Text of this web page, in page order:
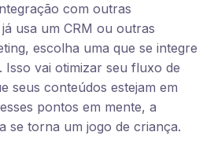
com outras
usa um CRM ou outras
escolha uma que se integre
Isso vai otimizar seu fluxo de
seus conteúdos estejam em
pontos em mente, a
se torna um jogo de criança.